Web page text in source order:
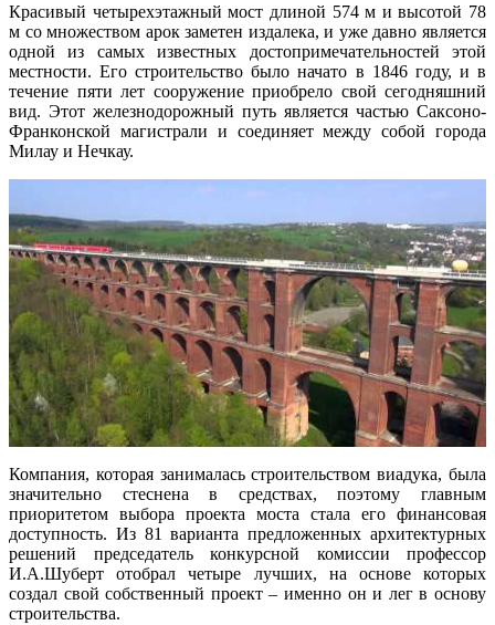
Красивый четырехэтажный мост длиной 574 м и высотой 78
м со множеством арок заметен издалека, и уже давно является
одной из самых известных достопримечательностей этой
местности. Его строительство было начато в 1846 году, и в
течение пяти лет сооружение приобрело свой сегодняшний
вид. Этот железнодорожный путь является частью Саксоно-
Франконской магистрали и соединяет между собой города
Милау и Нечкау.
Компания, которая занималась строительством виадука, была
значительно стеснена в средствах, поэтому главным
приоритетом выбора проекта моста стала его финансовая
доступность. Из 81 варианта предложенных архитектурных
решений председатель конкурсной комиcсии профессор
И.А.Шуберт отобрал четыре лучших, на основе которых
создал свой собственный проект – именно он и лег в основу
строительства.